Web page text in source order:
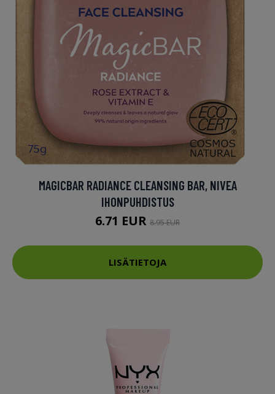
MAGICBAR RADIANCE CLEANSING BAR, NIVEA
IHONPUHDISTUS
6.71 EUR 8.95 EUR
LISÄTIETOJA